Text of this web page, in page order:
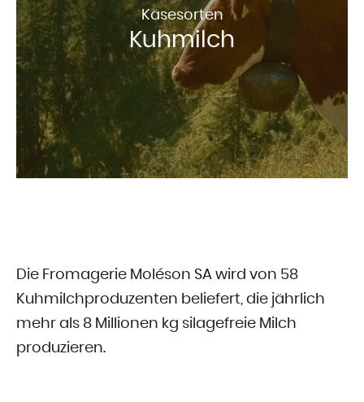
Käsesorten
Kuhmilch
Die Fromagerie Moléson SA wird von 58
Kuhmilchproduzenten beliefert, die jährlich
mehr als 8 Millionen kg silagefreie Milch
produzieren.